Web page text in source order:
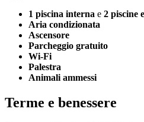
1 piscina interna e 2 piscine
Aria condizionata
Ascensore
Parcheggio gratuito
Wi-Fi
Palestra
Animali ammessi
Terme e benessere